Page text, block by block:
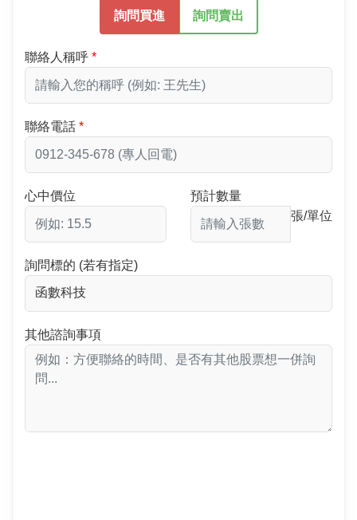
詢問買進 詢問賣出
聯絡人稱呼
聯絡電話
心中價位
預計數量
張/單位
詢問標的 (若有指定)
其他諮詢事項